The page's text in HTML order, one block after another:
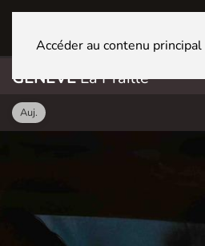
Accéder au contenu principal
GENÈVELa Praille
Auj.